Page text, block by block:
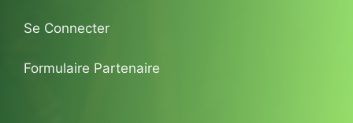
Se Connecter
Formulaire Partenaire